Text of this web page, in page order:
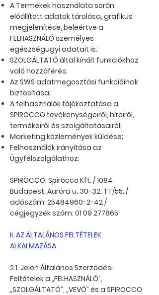
A Termékek használata során
előállított adatok tárolása, grafikus
megjelenítése, beleértve a
FELHASZNÁLÓ személyes
egészségügyi adatait is;
SZOLGÁLTATÓ által kínált funkciókhoz
való hozzáférés;
Az SWS adatmegosztási funkcióinak
biztosítása;
A felhasználók tájékoztatása a
SPIROCCO tevékenységeiről, híreiről,
termékeiről és szolgáltatásairól;
Marketing közlemények küldése;
Felhasználók irányítása az
Ügyfélszolgálathoz.
SPIROCCO: Spirocco Kft. / 1084
Budapest, Auróra u. 30-32. TT/55. /
adószám: 25484960-2-42/
cégjegyzék szám: 01 09 277865
II. AZ ÁLTALÁNOS FELTÉTELEK
ALKALMAZÁSA
2.1. Jelen Általános Szerződési
Feltételek a „FELHASZNÁLÓ”,
„SZOLGÁLTATÓ”, „VEVŐ” és a SPIROCCO